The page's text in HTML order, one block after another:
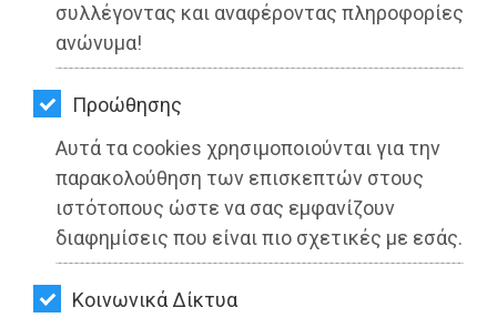
συλλέγοντας και αναφέροντας πληροφορίες
ανώνυμα!
Προώθησης
Αυτά τα cookies χρησιμοποιούνται για την
παρακολούθηση των επισκεπτών στους
ιστότοπους ώστε να σας εμφανίζουν
διαφημίσεις που είναι πιο σχετικές με εσάς.
Kοινωνικά Δίκτυα
ΠΕΡΙΒΑΛΛΟΝ
ΚΑΤΟΙΚΙΔΙΟ
ΑΓΓΕΛΙΕΣ
ΕΦΗΜΕΡΙΔΕΣ
OΔΗΓΟΣ
ΑΓΟΡΑΣ
ΨΙΘΥΡΟΙ
Ψηφίστηκε στη Βουλή η κατάργηση
της απλής αναλογικής στην Τοπική
Αυτοδιοίκηση
Διαβάστηκε 3382 φορές
24-05-2021
Από τo Dimotisnews